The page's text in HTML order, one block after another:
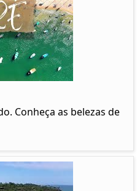
Conheça as belezas de